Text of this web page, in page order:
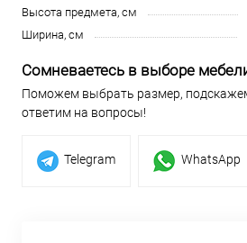
Высота предмета, см
Ширина, см
Сомневаетесь в выборе
Поможем выбрать размер,
ответим на вопросы!
Telegram WhatsApp